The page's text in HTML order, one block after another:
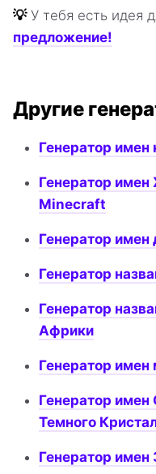
💡 У тебя есть идея
предложение!
Другие
Генератор имен
Генератор
Minecraft
Генератор имен
Генератор
Генератор
Африки
Генератор имен
Генератор
Темного
Генератор имен